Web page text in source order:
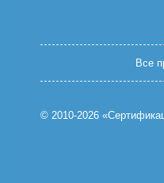
Все
© 2010-2026